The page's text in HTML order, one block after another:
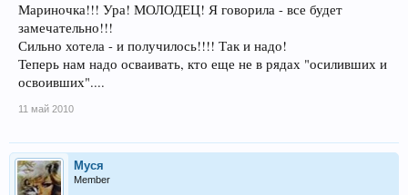
Мариночка!!! Ура! МОЛОДЕЦ! Я говорила - все будет
замечательно!!!
Сильно хотела - и получилось!!!! Так и надо!
Теперь нам надо осваивать, кто еще не в рядах "осиливших и
освоивших"....
11 май 2010
Муся
Member